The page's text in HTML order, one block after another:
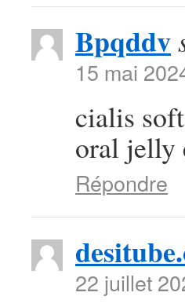
Bpqddv
15 mai
cialis
oral jelly
Répondre
22 juillet